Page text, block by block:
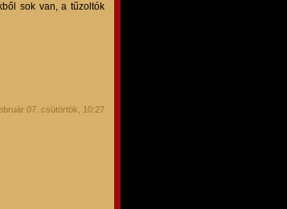
sok van, a tűzoltók
07. csütörtök, 10:27